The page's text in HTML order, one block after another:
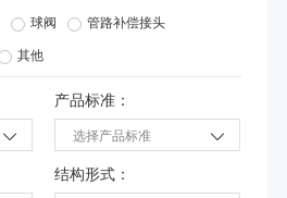
球阀
管路补偿接头
其他

产品标准：
选择产品标准 
结构形式：